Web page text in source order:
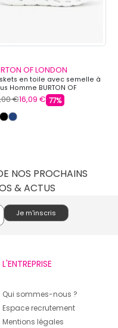
OF LONDON
en toile avec semelle à
Homme BURTON OF
€16,09 € 77%
NOS PROCHAINS
& ACTUS
L'ENTREPRISE
Qui sommes-nous ?
Espace recrutement
Mentions légales